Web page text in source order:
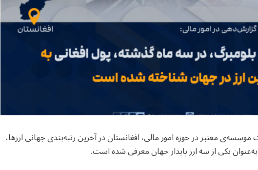
معتبر در حوزه امور مالی، افغانستان در آخرین رتبه‌بندی جهانی ارزها،
به‌عنوان یکی از سه ارز پایدار جهان معرفی شده است.